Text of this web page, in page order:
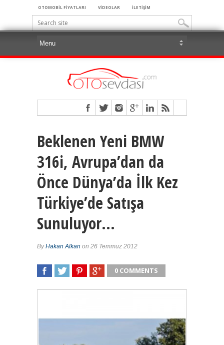
OTOMOBİL FİYATLARI VİDEOLAR İLETİŞİM
Beklenen Yeni BMW
316i, Avrupa’dan da
Önce Dünya’da İlk Kez
Türkiye’de Satışa
Sunuluyor…
ByHakan Alkan on 26 Temmuz 2012
0 COMMENTS